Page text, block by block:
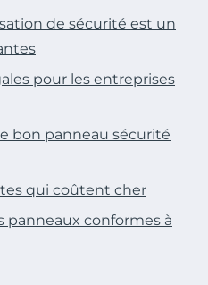
de sécurité est un
pour les entreprises
bon panneau sécurité
qui coûtent cher
panneaux conformes à